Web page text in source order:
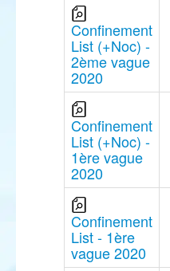
Confinement
List (+Noc) -
2ème vague
2020
Confinement
List (+Noc) -
1ère vague
2020
Confinement
List - 1ère
vague 2020